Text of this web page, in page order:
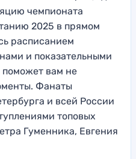
чемпионата
2025 в прямом
расписанием
и показательными
поможет вам не
Фанаты
и всей России
топовых
Гуменника, Евгения